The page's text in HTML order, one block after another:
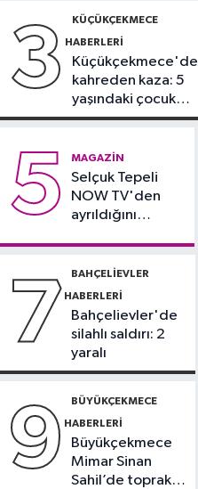
Güncel
faciayı
3 KÜÇÜKÇEKMECE
HABERLERI
Küçükçekmece'de
kahreden kaza: 5
yaşındaki çocuk
yoğun bakımda
5 MAGAZIN
Selçuk Tepeli
NOW TV'den
ayrıldığını
7 BAHÇELIEVLER
HABERLERI
Bahçelievler'de
silahlı saldırı: 2
yaralı
9 BÜYÜKÇEKMECE
HABERLERI
Büyükçekmece
Mimar Sinan
Sahil’de toprak